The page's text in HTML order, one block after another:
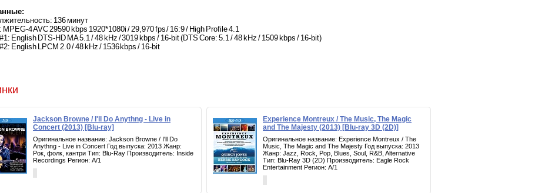
136 минут
MPEG-4 AVC 29590 kbps 1920*1080i / 29,970 fps / 16:9 / High Profile 4.1
English DTS-HD MA 5.1 / 48 kHz / 3019 kbps / 16-bit (DTS Core: 5.1 / 48 kHz / 1509 kbps / 16-bit)
English LPCM 2.0 / 48 kHz / 1536 kbps / 16-bit
Jackson Browne / I'll Do Anythng - Live in
Concert (2013) [Blu-ray]
Оригинальное название: Jackson Browne / I'll Do
Anythng - Live in Concert Год выпуска: 2013 Жанр:
Рок, фолк, кантри Тип: Blu-Ray Производитель: Inside
Recordings Регион: A/1
Experience Montreux / The Music, The Magic
and The Majesty (2013) [Blu-ray 3D (2D)]
Оригинальное название: Experience Montreux / The
Music, The Magic and The Majesty Год выпуска: 2013
Жанр: Jazz, Rock, Pop, Blues, Soul, R&B, Alternative
Тип: Blu-Ray 3D (2D) Производитель: Eagle Rock
Entertainment Регион: A/1